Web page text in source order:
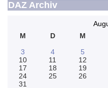
DAZ Archiv
M
D M
3
4 5
10
11 12
17
18 19
24
25 26
31